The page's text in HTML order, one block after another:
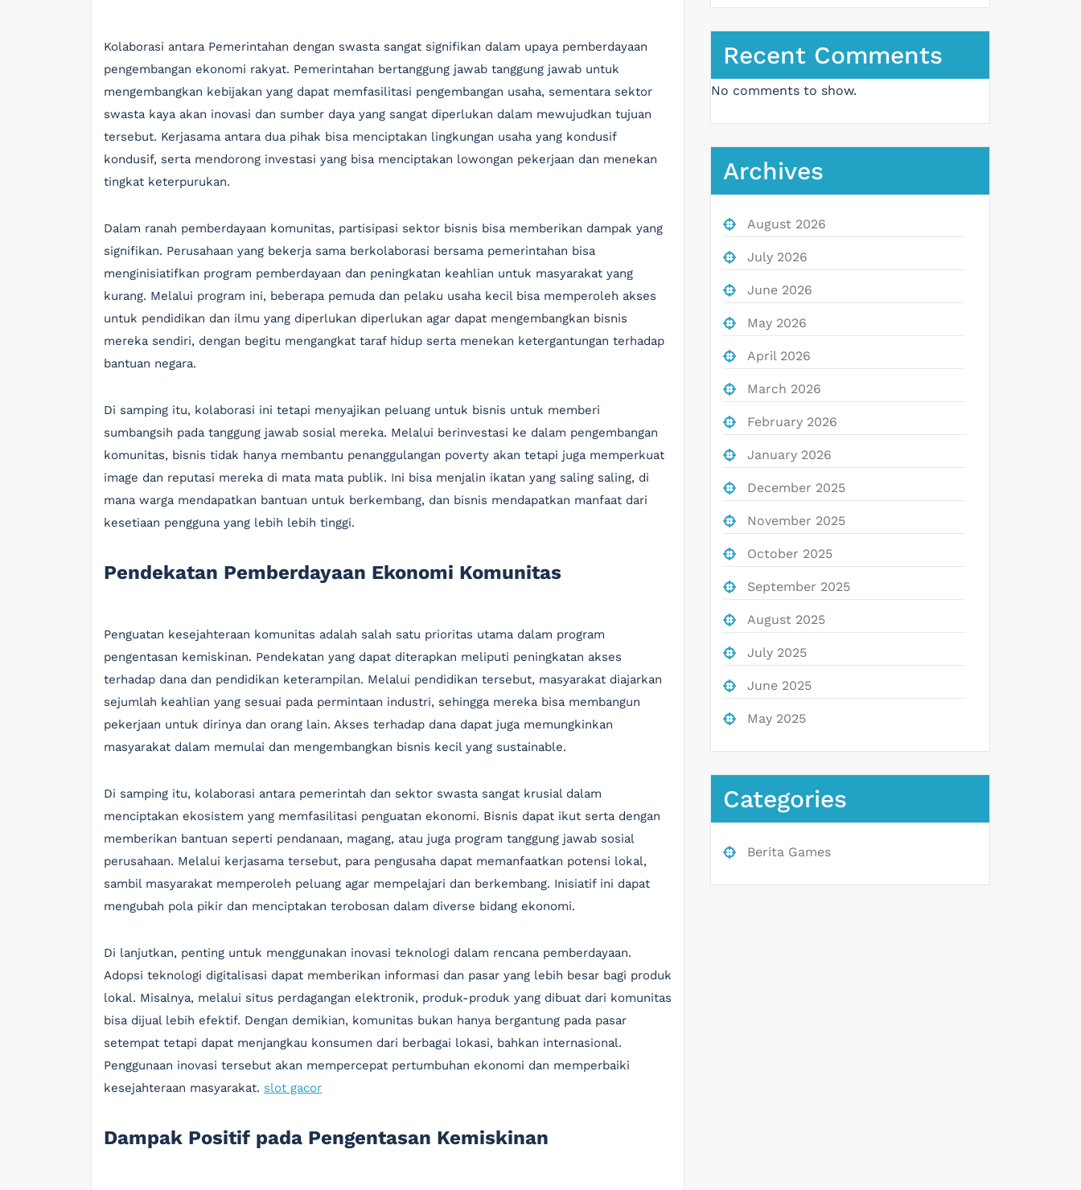
Kolaborasi antara Pemerintahan dengan swasta sangat signifikan dalam upaya pemberdayaan
pengembangan ekonomi rakyat. Pemerintahan bertanggung jawab tanggung jawab untuk
mengembangkan kebijakan yang dapat memfasilitasi pengembangan usaha, sementara sektor
swasta kaya akan inovasi dan sumber daya yang sangat diperlukan dalam mewujudkan tujuan
tersebut. Kerjasama antara dua pihak bisa menciptakan lingkungan usaha yang kondusif
kondusif, serta mendorong investasi yang bisa menciptakan lowongan pekerjaan dan menekan
tingkat keterpurukan.
Dalam ranah pemberdayaan komunitas, partisipasi sektor bisnis bisa memberikan dampak yang
signifikan. Perusahaan yang bekerja sama berkolaborasi bersama pemerintahan bisa
menginisiatifkan program pemberdayaan dan peningkatan keahlian untuk masyarakat yang
kurang. Melalui program ini, beberapa pemuda dan pelaku usaha kecil bisa memperoleh akses
untuk pendidikan dan ilmu yang diperlukan diperlukan agar dapat mengembangkan bisnis
mereka sendiri, dengan begitu mengangkat taraf hidup serta menekan ketergantungan terhadap
bantuan negara.
Di samping itu, kolaborasi ini tetapi menyajikan peluang untuk bisnis untuk memberi
sumbangsih pada tanggung jawab sosial mereka. Melalui berinvestasi ke dalam pengembangan
komunitas, bisnis tidak hanya membantu penanggulangan poverty akan tetapi juga memperkuat
image dan reputasi mereka di mata mata publik. Ini bisa menjalin ikatan yang saling saling, di
mana warga mendapatkan bantuan untuk berkembang, dan bisnis mendapatkan manfaat dari
kesetiaan pengguna yang lebih lebih tinggi.
Pendekatan Pemberdayaan Ekonomi Komunitas
Penguatan kesejahteraan komunitas adalah salah satu prioritas utama dalam program
pengentasan kemiskinan. Pendekatan yang dapat diterapkan meliputi peningkatan akses
terhadap dana dan pendidikan keterampilan. Melalui pendidikan tersebut, masyarakat diajarkan
sejumlah keahlian yang sesuai pada permintaan industri, sehingga mereka bisa membangun
pekerjaan untuk dirinya dan orang lain. Akses terhadap dana dapat juga memungkinkan
masyarakat dalam memulai dan mengembangkan bisnis kecil yang sustainable.
Di samping itu, kolaborasi antara pemerintah dan sektor swasta sangat krusial dalam
menciptakan ekosistem yang memfasilitasi penguatan ekonomi. Bisnis dapat ikut serta dengan
memberikan bantuan seperti pendanaan, magang, atau juga program tanggung jawab sosial
perusahaan. Melalui kerjasama tersebut, para pengusaha dapat memanfaatkan potensi lokal,
sambil masyarakat memperoleh peluang agar mempelajari dan berkembang. Inisiatif ini dapat
mengubah pola pikir dan menciptakan terobosan dalam diverse bidang ekonomi.
Di lanjutkan, penting untuk menggunakan inovasi teknologi dalam rencana pemberdayaan.
Adopsi teknologi digitalisasi dapat memberikan informasi dan pasar yang lebih besar bagi produk
lokal. Misalnya, melalui situs perdagangan elektronik, produk-produk yang dibuat dari komunitas
bisa dijual lebih efektif. Dengan demikian, komunitas bukan hanya bergantung pada pasar
setempat tetapi dapat menjangkau konsumen dari berbagai lokasi, bahkan internasional.
Penggunaan inovasi tersebut akan mempercepat pertumbuhan ekonomi dan memperbaiki
kesejahteraan masyarakat. slot gacor
Dampak Positif pada Pengentasan Kemiskinan
Recent Comments
No comments to show.
Archives
August 2026
July 2026
June 2026
May 2026
April 2026
March 2026
February 2026
January 2026
December 2025
November 2025
October 2025
September 2025
August 2025
July 2025
June 2025
May 2025
Categories
Berita Games